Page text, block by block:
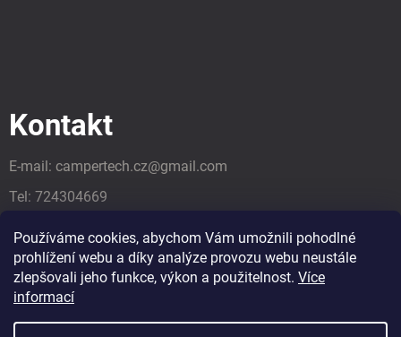
Používáme cookies, abychom Vám umožnili pohodlné
prohlížení webu a díky analýze provozu webu neustále
zlepšovali jeho funkce, výkon a použitelnost. Více
informací
Kontakt
E-mail: campertech.cz@gmail.com
Tel: 724304669